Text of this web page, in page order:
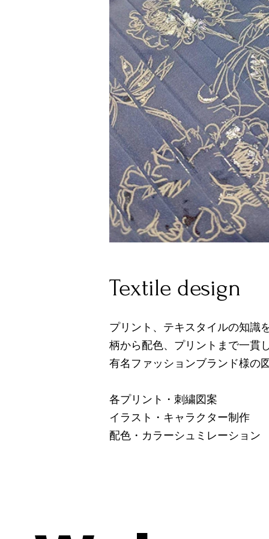
Textile design
プリント、テキスタイルの知識
柄から配色、プリントまで一貫
有名ファッションブランド様の
各プリント・刺繍図案
イラスト・キャラクター制作
配色・カラーシュミレーション